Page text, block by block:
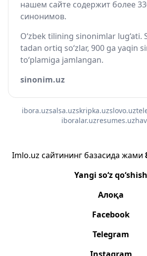
нашем сайте содержит более
синонимов.
O‘zbek tilining sinonimlar lug‘ati.
tadan ortiq so‘zlar, 900 ga yaqin
to‘plamiga jamlangan.
sinonim.uz
ibora.uzsalsa.uzskripka.uzslovo.uz
iboralar.uzresumes.uz
Imlo.uz сайтининг базасида жами
Yangi so‘z qo‘shish
Алоқа
Facebook
Telegram